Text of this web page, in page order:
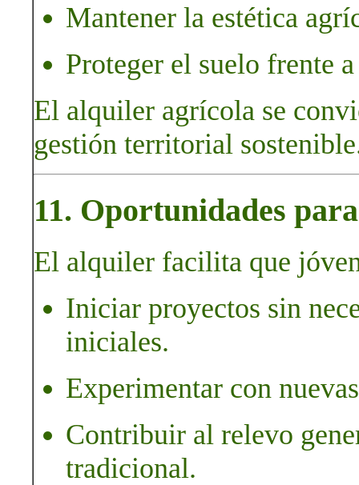
Mantener la estética
Proteger el suelo frente
El alquiler agrícola se
gestión territorial
11. Oportunidades
El alquiler facilita que
Iniciar proyectos sin
iniciales.
Experimentar con
Contribuir al relevo
tradicional.